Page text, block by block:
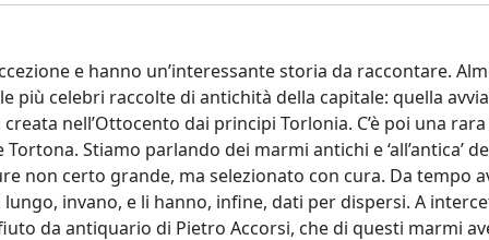
e hanno un’interessante storia da raccontare.
più celebri raccolte di antichità della capitale: quella
nell’Ottocento dai principi Torlonia. C’è poi una
Stiamo parlando dei marmi antichi e ‘all’antica’
non certo grande, ma selezionato con cura. Da tempo
invano, e li hanno, infine, dati per dispersi. A
da antiquario di Pietro Accorsi, che di questi marmi